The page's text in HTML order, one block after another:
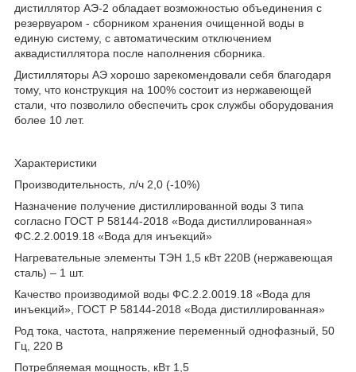
дистиллятор АЭ-2 обладает возможностью объединения с
резервуаром - сборником хранения очищенной воды в
единую систему, с автоматическим отключением
аквадистиллятора после наполнения сборника.
Дистилляторы АЭ хорошо зарекомендовали себя благодаря
тому, что конструкция на 100% состоит из нержавеющей
стали, что позволило обеспечить срок службы оборудования
более 10 лет.
Характеристики
Производительность, л/ч 2,0 (-10%)
Назначение получение дистиллированной воды 3 типа
согласно ГОСТ Р 58144-2018 «Вода дистиллированная»
ФС.2.2.0019.18 «Вода для инъекций»
Нагревательные элементы ТЭН 1,5 кВт 220В (нержавеющая
сталь) – 1 шт.
Качество производимой воды ФС.2.2.0019.18 «Вода для
инъекций», ГОСТ Р 58144-2018 «Вода дистиллированная»
Род тока, частота, напряжение переменный однофазный, 50
Гц, 220 В
Потребляемая мощность, кВт 1,5